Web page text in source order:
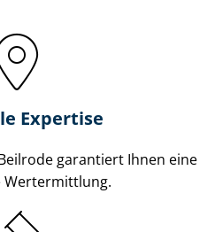
Expertise
garantiert Ihnen eine
Wertermittlung.